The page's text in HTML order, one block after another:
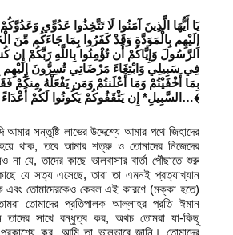
إِلَيْهِم بِالْمَوَدَّةِ وَقَدْ كَفَرُوا بِمَا جَاءَكُم مِّنَ
الرَّسُولَ وَإِيَّاكُمْ أَن تُؤْمِنُوا بِاللَّهِ رَبِّكُمْ إِن
فِي سَبِيلِي وَابْتِغَاءَ مَرْضَاتِي تُسِرُّونَ إِلَيْهِم
بِمَا أَخْفَيْتُمْ وَمَا أَعْلَنتُمْ وَمَن يَفْعَلْهُ مِنكُمْ
السَّبِيلِ* إِن يَثْقَفُوكُمْ يَكُونُوا لَكُمْ أَعْدَاءً …﴾
আমার সন্তুষ্টি লাভের উদ্দেশ্যে আমার পথে জিহাদের
থাক, তবে আমার শত্রু ও তোমাদের নিজেদের
যে, তাদের কাছে ভালবাসার বার্তা পৌঁছাতে শুরু
যে সত্য এসেছে, তারা তা এমনই প্রত্যাখ্যান
এবং তোমাদেরকেও কেবল এই কারণে (মক্কা হতে)
তোমাদের প্রতিপালক আল্লাহর প্রতি ঈমান
তাদের সাথে বন্ধুত্ব কর, অথচ তোমরা যা-কিছু
কর, আমি তা ভালভাবে জানি। তোমাদের